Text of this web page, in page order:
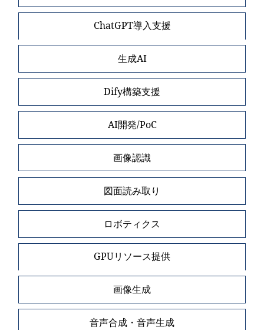
ChatGPT導入支援
生成AI
Dify構築支援
AI開発/PoC
画像認識
図面読み取り
ロボティクス
GPUリソース提供
画像生成
音声合成・音声生成